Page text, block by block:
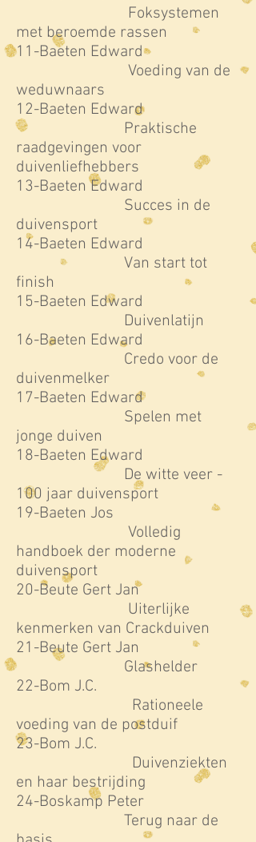
Foksystemen
met beroemde rassen
11-Baeten Edward
Voeding van de
weduwnaars
12-Baeten Edward
Praktische
raadgevingen voor
duivenliefhebbers
13-Baeten Edward
Succes in de
duivensport
14-Baeten Edward
Van start tot
finish
15-Baeten Edward
Duivenlatijn
16-Baeten Edward
Credo voor de
duivenmelker
17-Baeten Edward
Spelen met
jonge duiven
18-Baeten Edward
De witte veer -
100 jaar duivensport
19-Baeten Jos
Volledig
handboek der moderne
duivensport
20-Beute Gert Jan
Uiterlijke
kenmerken van Crackduiven
21-Beute Gert Jan
Glashelder
22-Bom J.C.
Rationeele
voeding van de postduif
23-Bom J.C.
Duivenziekten
en haar bestrijding
24-Boskamp Peter
Terug naar de